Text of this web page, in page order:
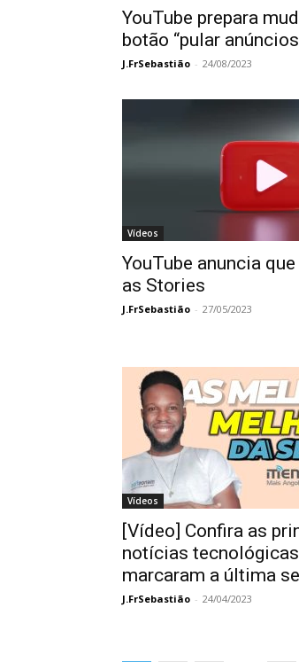
YouTube prepara
botão “pular
J.FrSebastião - 24/08/2023
Vídeos
YouTube anuncia
as Stories
J.FrSebastião - 27/05/2023
Vídeos
[Vídeo] Confira as
notícias
marcaram a última
J.FrSebastião - 24/04/2023